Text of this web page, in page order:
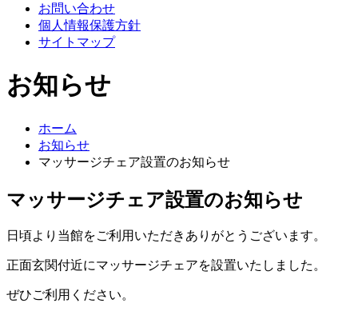
お問い合わせ
個人情報保護方針
サイトマップ
お知らせ
ホーム
お知らせ
マッサージチェア設置のお知らせ
マッサージチェア設置のお知らせ
日頃より当館をご利用いただきありがとうございます。
正面玄関付近にマッサージチェアを設置いたしました。
ぜひご利用ください。